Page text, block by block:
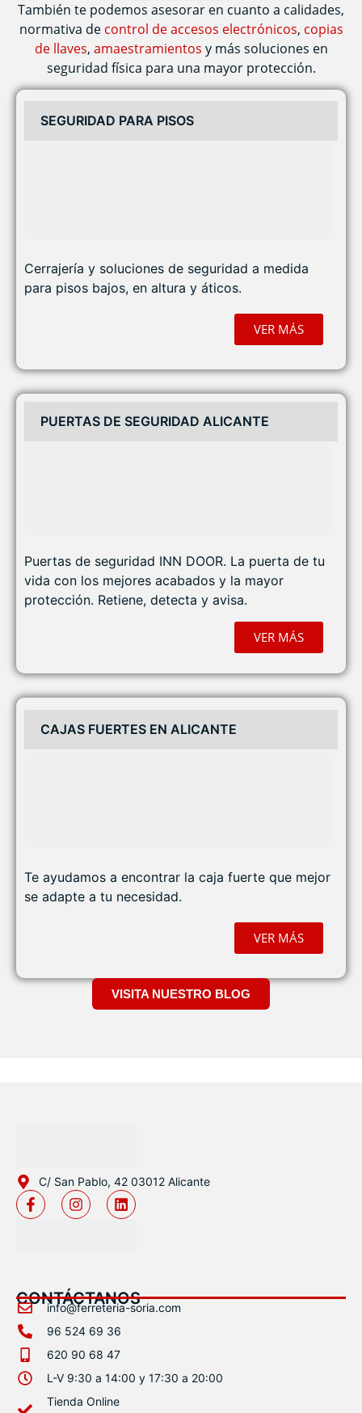
También te podemos asesorar en cuanto a calidades,
normativa de control de accesos electrónicos, copias
de llaves, amaestramientos y más soluciones en
seguridad física para una mayor protección.
SEGURIDAD PARA PISOS
Cerrajería y soluciones de seguridad a medida
para pisos bajos, en altura y áticos.
VER MÁS
PUERTAS DE SEGURIDAD ALICANTE
Puertas de seguridad INN DOOR. La puerta de tu
vida con los mejores acabados y la mayor
protección. Retiene, detecta y avisa.
VER MÁS
CAJAS FUERTES EN ALICANTE
Te ayudamos a encontrar la caja fuerte que mejor
se adapte a tu necesidad.
VER MÁS
VISITA NUESTRO BLOG
C/ San Pablo, 42 03012 Alicante
CONTÁCTANOS
info@ferreteria-soria.com
96 524 69 36
620 90 68 47
L-V 9:30 a 14:00 y 17:30 a 20:00
Tienda Online